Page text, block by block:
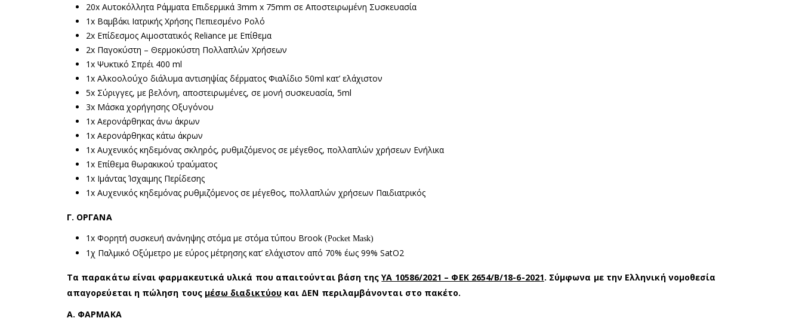
20x Αυτοκόλλητα Ράμματα Επιδερμικά 3mm x 75mm σε Αποστειρωμένη Συσκευασία
1x Βαμβάκι Ιατρικής Χρήσης Πεπιεσμένο Ρολό
2x Επίδεσμος Αιμοστατικός Reliance με Επίθεμα
2x Παγοκύστη – Θερμοκύστη Πoλλαπλών Χρήσεων
1x Ψυκτικό Σπρέι 400 ml
1x Αλκοολούχο διάλυμα αντισηψίας δέρματος Φιαλίδιο 50ml κατ’ ελάχιστον
5x Σύριγγες, με βελόνη, αποστειρωμένες, σε μονή συσκευασία, 5ml
3x Μάσκα χορήγησης Οξυγόνου
1x Αερονάρθηκας άνω άκρων
1x Αερονάρθηκας κάτω άκρων
1x Αυχενικός κηδεμόνας σκληρός, ρυθμιζόμενος σε μέγεθος, πολλαπλών χρήσεων Ενήλικα
1x Επίθεμα θωρακικού τραύματος
1x Ιμάντας Ίσχαιμης Περίδεσης
1x Αυχενικός κηδεμόνας ρυθμιζόμενος σε μέγεθος, πολλαπλών χρήσεων Παιδιατρικός
Γ. ΟΡΓΑΝΑ
1x Φορητή συσκευή ανάνηψης στόμα με στόμα τύπου Brook (Pocket Mask)
1χ Παλμικό Οξύμετρο με εύρος μέτρησης κατ’ ελάχιστον από 70% έως 99% SatO2
Τα παρακάτω είναι φαρμακευτικά υλικά που απαιτούνται βάση τηςYA 10586/2021 – ΦΕΚ 2654/Β/18-6-2021. Σύμφωνα με την Eλληνική νομοθεσία
απαγορεύεται η πώληση τους μέσω διαδικτύουκαι ΔΕΝ περιλαμβάνονται στο πακέτο.
Α. ΦΑΡΜΑΚΑ